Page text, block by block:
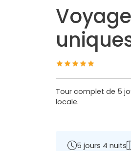
Tour complet de 5
locale.
5 jours 4 nuits